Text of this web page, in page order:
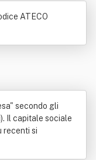
ATECO
secondo gli
Il capitale sociale
recenti si